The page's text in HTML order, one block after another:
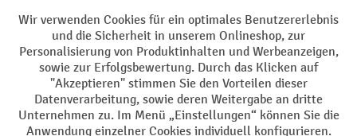
Sprachen
DE FR
AGB Impressum Datenschutz Privacy Settings